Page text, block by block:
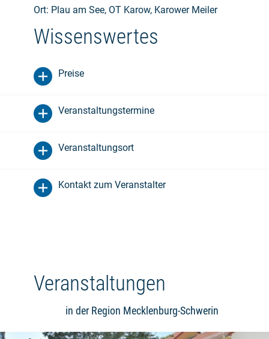
Ort: Plau am See, OT Karow, Karower Meiler
Wissenswertes
Preise
Veranstaltungstermine
Veranstaltungsort
Kontakt zum Veranstalter
Veranstaltungen
in der Region Mecklenburg-Schwerin